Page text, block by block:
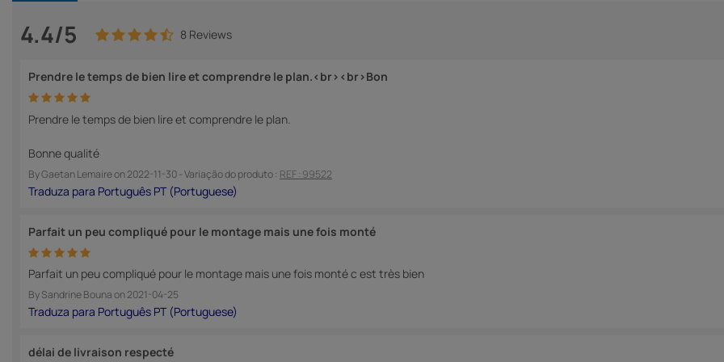
4.4/5 8 Reviews
Prendre le temps de bien lire et comprendre le plan.<br><br>Bon
Prendre le temps de bien lire et comprendre le plan.
Bonne qualité
ByGaetan Lemaireon2022-11-30- Variação do produto : REF : 99522
Parfait un peu compliqué pour le montage mais une fois monté
Parfait un peu compliqué pour le montage mais une fois monté c est très bien
BySandrine Bounaon2021-04-25
délai de livraison respecté